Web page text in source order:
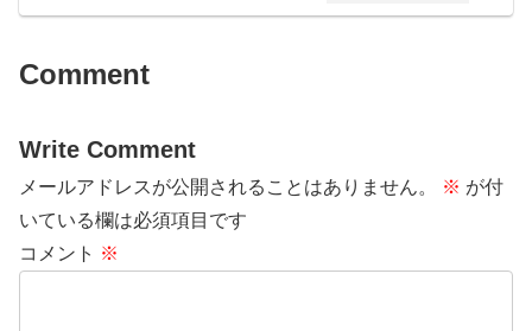
Comment
Write Comment
メールアドレスが公開されることはありません。 ※ が付
いている欄は必須項目です
コメント ※